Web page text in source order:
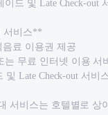
드 및 Late Check-out
서비스**
음료 이용권 제공
는 무료 인터넷 이용 서
Late Check-out 서비
서비스는 호텔별로 상